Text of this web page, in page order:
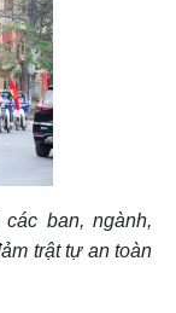
ban, ngành,
trật tự an toàn